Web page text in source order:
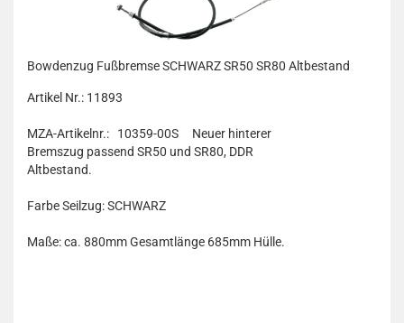
Bowdenzug Fußbremse SCHWARZ SR50 SR80 Altbestand
Artikel Nr.: 11893
MZA-Artikelnr.: 10359-00S
Neuer hinterer
Bremszug passend SR50 und SR80, DDR
Altbestand.
Farbe Seilzug: SCHWARZ
Maße: ca. 880mm Gesamtlänge 685mm Hülle.